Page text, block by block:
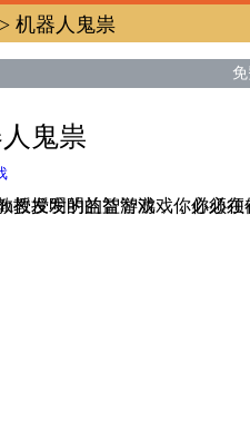
> 机器人鬼祟
鬼祟
授发明的益智游戏，你必须